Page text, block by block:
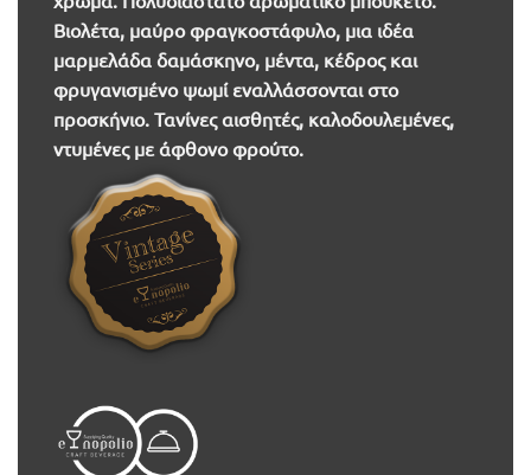
Βιολέτα, μαύρο φραγκοστάφυλο, μια ιδέα
μαρμελάδα δαμάσκηνο, μέντα, κέδρος και
φρυγανισμένο ψωμί εναλλάσσονται στο
προσκήνιο. Τανίνες αισθητές, καλοδουλεμένες,
ντυμένες με άφθονο φρούτο.